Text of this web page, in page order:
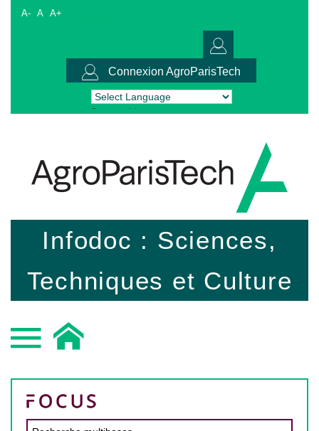
A- A A+
Connexion AgroParisTech
Powered by Translate
Infodoc : Sciences,
Techniques et Culture